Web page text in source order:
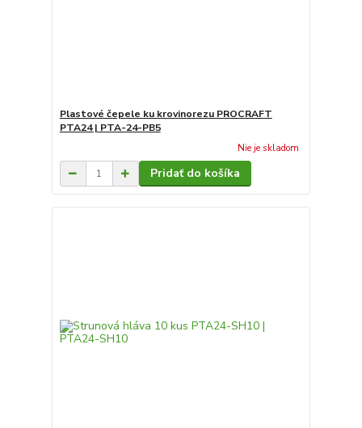
Plastové čepele ku krovinorezu PROCRAFT
PTA24 | PTA-24-PB5
Nie je skladom
Pridať do košíka